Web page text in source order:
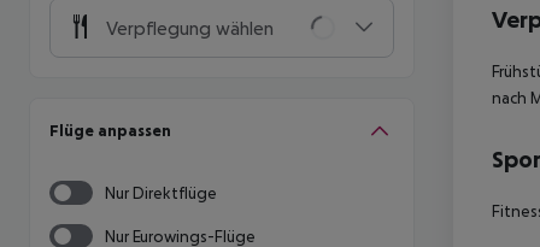
Verpflegung wählen
Flüge anpassen
Nur Direktflüge
Nur Eurowings-Flüge
nach